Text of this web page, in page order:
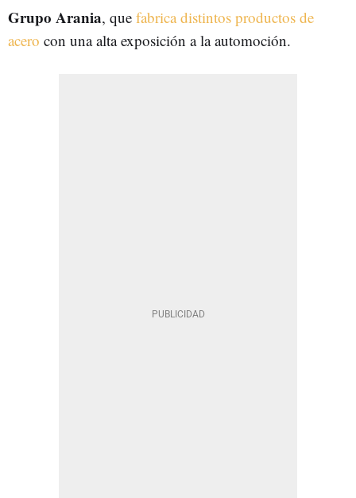
Grupo Arania, que fabrica distintos productos de
acero con una alta exposición a la automoción.